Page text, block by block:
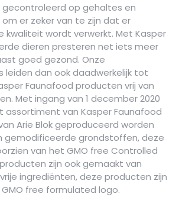
op gehaltes en
er zeker van te zijn dat er
kwaliteit wordt verwerkt. Met Kasper
dieren presteren net iets meer
goed gezond. Onze
leiden dan ook daad­werkelijk tot
Faunafood producten vrij van
Met ingang van 1 december 2020
assortiment van Kasper Faunafood
Arie Blok geproduceerd worden
gemodificeerde grondstoffen, deze
van het GMO free Controlled
zijn ook gemaakt van
ingrediënten, deze producten zijn
free formulated logo.